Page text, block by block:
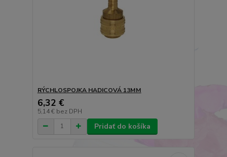
RÝCHLOSPOJKA HADICOVÁ 13MM
6,32 €
5,14 € bez DPH
Pridať do košíka